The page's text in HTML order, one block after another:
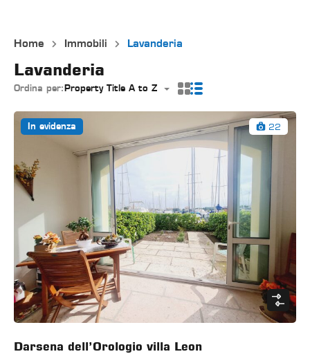
Home Immobili Lavanderia
Lavanderia
Ordina per: Property Title A to Z
In evidenza 22
Darsena dell’Orologio villa Leon